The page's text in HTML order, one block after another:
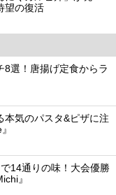
望の復活
8選！唐揚げ定食からラ
本気のパスタ&ピザに注
14通りの味！大会優勝
』